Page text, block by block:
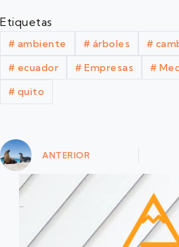
Etiquetas
# ambiente # árboles #
# ecuador # Empresas #
# quito
ANTERIOR